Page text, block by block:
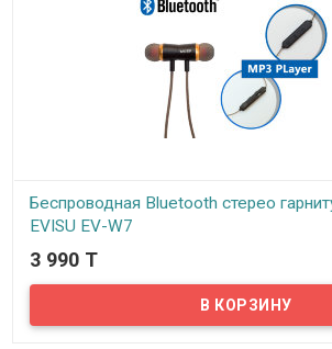
Беспроводная Bluetooth стерео
EVISU EV-W7
В наличии
Удобная Bluetooth стерео гарнитура с
сочетающая отличный звук и современный
неизменным спутником для людей ведущих
3 990 T